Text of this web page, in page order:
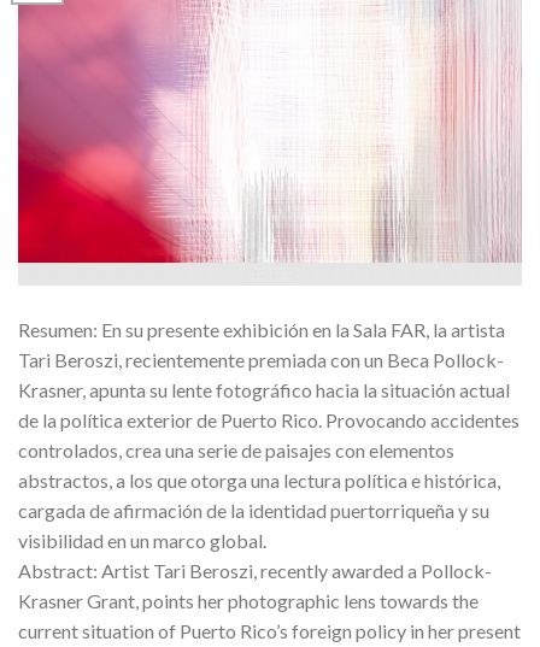
Resumen: En su presente exhibición en la Sala FAR, la artista
Tari Beroszi, recientemente premiada con un Beca Pollock-
Krasner, apunta su lente fotográfico hacia la situación actual
de la política exterior de Puerto Rico. Provocando accidentes
controlados, crea una serie de paisajes con elementos
abstractos, a los que otorga una lectura política e histórica,
cargada de afirmación de la identidad puertorriqueña y su
visibilidad en un marco global.
Abstract: Artist Tari Beroszi, recently awarded a Pollock-
Krasner Grant, points her photographic lens towards the
current situation of Puerto Rico’s foreign policy in her present